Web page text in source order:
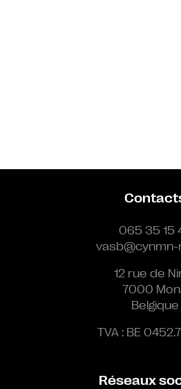
065 35 15
vasb@cynmn-
12 rue de
7000
Belgique
TVA : BE
Réseaux